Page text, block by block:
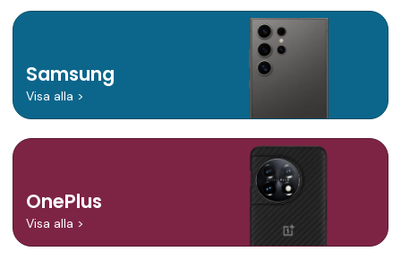
Samsung
Visa alla >
OnePlus
Visa alla >